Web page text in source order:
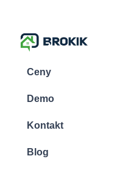
Ceny
Demo
Kontakt
Blog